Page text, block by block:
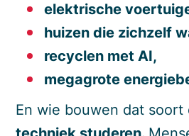
elektrische
huizen die zichzelf
recyclen met AI,
megagrote
En wie bouwen dat soort